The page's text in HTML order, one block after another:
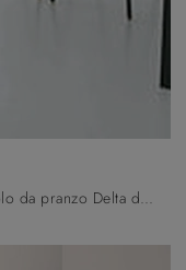
Vuoi avere ulteriori informazioni sul tavolo da pranzo Delta di Pointhouse? Clicca e ottieni informazioni sui modelli allungabili della firma.